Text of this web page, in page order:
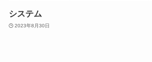
システム
2023年8月30日